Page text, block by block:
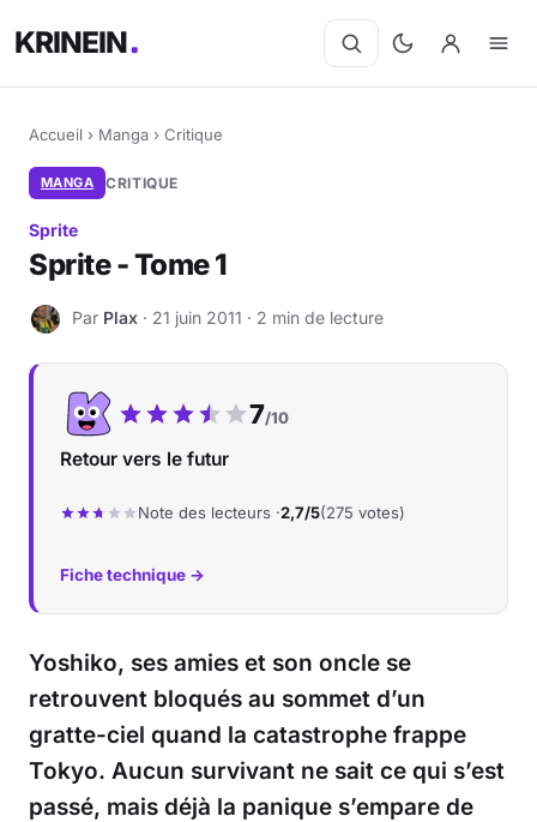
KRINEIN
Accueil › Manga › Critique
MANGA CRITIQUE
Sprite
Sprite - Tome 1
P Par Plax · 21 juin 2011 · 2 min de lecture
Notre note :
7/10
Retour vers le futur
Note des lecteurs ·2,7/5(275 votes)
Fiche technique →
Yoshiko, ses amies et son oncle se
retrouvent bloqués au sommet d’un
gratte-ciel quand la catastrophe frappe
Tokyo. Aucun survivant ne sait ce qui s’est
passé, mais déjà la panique s’empare de